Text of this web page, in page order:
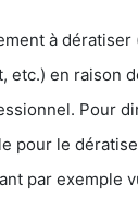
à
etc.) en raison
Pour
pour le
par exemple